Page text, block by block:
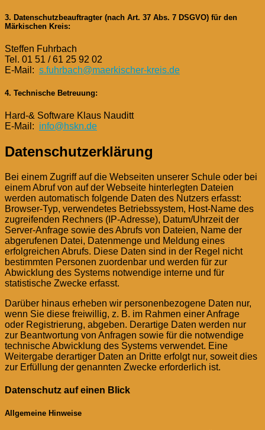
3. Datenschutzbeauftragter (nach Art. 37 Abs. 7 DSGVO) für den
Märkischen Kreis:
Steffen Fuhrbach
Tel. 01 51 / 61 25 92 02
E-Mail: s.fuhrbach@maerkischer-kreis.de
4. Technische Betreuung:
Hard-& Software Klaus Nauditt
E-Mail: info@hskn.de
Datenschutzerklärung
Bei einem Zugriff auf die Webseiten unserer Schule oder bei
einem Abruf von auf der Webseite hinterlegten Dateien
werden automatisch folgende Daten des Nutzers erfasst:
Browser-Typ, verwendetes Betriebssystem, Host-Name des
zugreifenden Rechners (IP-Adresse), Datum/Uhrzeit der
Server-Anfrage sowie des Abrufs von Dateien, Name der
abgerufenen Datei, Datenmenge und Meldung eines
erfolgreichen Abrufs. Diese Daten sind in der Regel nicht
bestimmten Personen zuordenbar und werden für zur
Abwicklung des Systems notwendige interne und für
statistische Zwecke erfasst.
Darüber hinaus erheben wir personenbezogene Daten nur,
wenn Sie diese freiwillig, z. B. im Rahmen einer Anfrage
oder Registrierung, abgeben. Derartige Daten werden nur
zur Beantwortung von Anfragen sowie für die notwendige
technische Abwicklung des Systems verwendet. Eine
Weitergabe derartiger Daten an Dritte erfolgt nur, soweit dies
zur Erfüllung der genannten Zwecke erforderlich ist.
Datenschutz auf einen Blick
Allgemeine Hinweise